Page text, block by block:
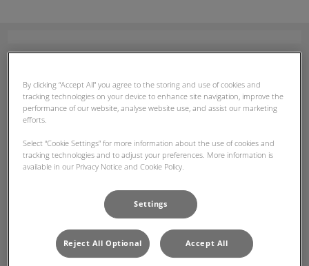
By clicking “Accept All” you agree to the storing and use of cookies and
tracking technologies on your device to enhance site navigation, improve the
performance of our website, analyse website use, and assist our marketing
efforts.
Select “Cookie Settings” for more information about the use of cookies and
tracking technologies and to adjust your preferences. More information is
available in our Privacy Notice and Cookie Policy.
Settings
Reject All Optional Accept All